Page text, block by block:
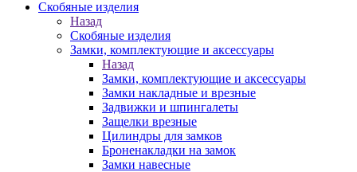
Скобяные изделия
Назад
Скобяные изделия
Замки, комплектующие и аксессуары
Назад
Замки, комплектующие и аксессуары
Замки накладные и врезные
Задвижки и шпингалеты
Защелки врезные
Цилиндры для замков
Броненакладки на замок
Замки навесные